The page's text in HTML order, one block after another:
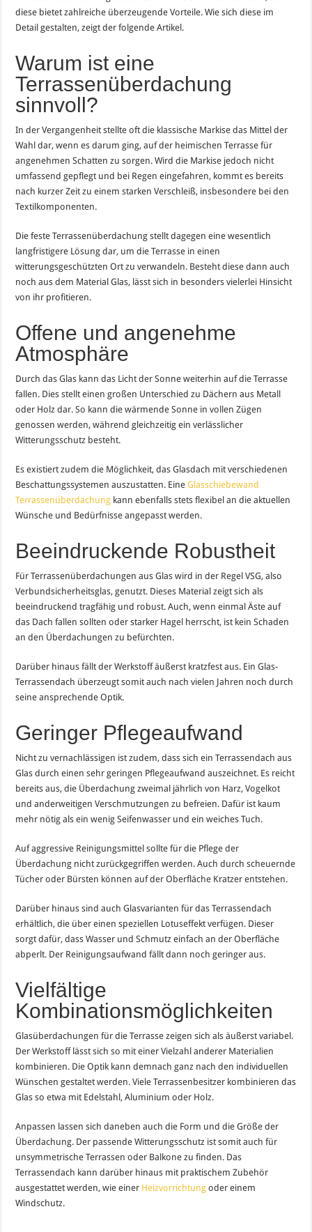
diese bietet zahlreiche überzeugende Vorteile. Wie sich diese im
Detail gestalten, zeigt der folgende Artikel.
Warum ist eine
Terrassenüberdachung
sinnvoll?
In der Vergangenheit stellte oft die klassische Markise das Mittel der
Wahl dar, wenn es darum ging, auf der heimischen Terrasse für
angenehmen Schatten zu sorgen. Wird die Markise jedoch nicht
umfassend gepflegt und bei Regen eingefahren, kommt es bereits
nach kurzer Zeit zu einem starken Verschleiß, insbesondere bei den
Textilkomponenten.
Die feste Terrassenüberdachung stellt dagegen eine wesentlich
langfristigere Lösung dar, um die Terrasse in einen
witterungsgeschützten Ort zu verwandeln. Besteht diese dann auch
noch aus dem Material Glas, lässt sich in besonders vielerlei Hinsicht
von ihr profitieren.
Offene und angenehme
Atmosphäre
Durch das Glas kann das Licht der Sonne weiterhin auf die Terrasse
fallen. Dies stellt einen großen Unterschied zu Dächern aus Metall
oder Holz dar. So kann die wärmende Sonne in vollen Zügen
genossen werden, während gleichzeitig ein verlässlicher
Witterungsschutz besteht.
Es existiert zudem die Möglichkeit, das Glasdach mit verschiedenen
Beschattungssystemen auszustatten. EineGlasschiebewand
Terrassenüberdachung kann ebenfalls stets flexibel an die aktuellen
Wünsche und Bedürfnisse angepasst werden.
Beeindruckende Robustheit
Für Terrassenüberdachungen aus Glas wird in der Regel VSG, also
Verbundsicherheitsglas, genutzt. Dieses Material zeigt sich als
beeindruckend tragfähig und robust. Auch, wenn einmal Äste auf
das Dach fallen sollten oder starker Hagel herrscht, ist kein Schaden
an den Überdachungen zu befürchten.
Darüber hinaus fällt der Werkstoff äußerst kratzfest aus. Ein Glas-
Terrassendach überzeugt somit auch nach vielen Jahren noch durch
seine ansprechende Optik.
Geringer Pflegeaufwand
Nicht zu vernachlässigen ist zudem, dass sich ein Terrassendach aus
Glas durch einen sehr geringen Pflegeaufwand auszeichnet. Es reicht
bereits aus, die Überdachung zweimal jährlich von Harz, Vogelkot
und anderweitigen Verschmutzungen zu befreien. Dafür ist kaum
mehr nötig als ein wenig Seifenwasser und ein weiches Tuch.
Auf aggressive Reinigungsmittel sollte für die Pflege der
Überdachung nicht zurückgegriffen werden. Auch durch scheuernde
Tücher oder Bürsten können auf der Oberfläche Kratzer entstehen.
Darüber hinaus sind auch Glasvarianten für das Terrassendach
erhältlich, die über einen speziellen Lotuseffekt verfügen. Dieser
sorgt dafür, dass Wasser und Schmutz einfach an der Oberfläche
abperlt. Der Reinigungsaufwand fällt dann noch geringer aus.
Vielfältige
Kombinationsmöglichkeiten
Glasüberdachungen für die Terrasse zeigen sich als äußerst variabel.
Der Werkstoff lässt sich so mit einer Vielzahl anderer Materialien
kombinieren. Die Optik kann demnach ganz nach den individuellen
Wünschen gestaltet werden. Viele Terrassenbesitzer kombinieren das
Glas so etwa mit Edelstahl, Aluminium oder Holz.
Anpassen lassen sich daneben auch die Form und die Größe der
Überdachung. Der passende Witterungsschutz ist somit auch für
unsymmetrische Terrassen oder Balkone zu finden. Das
Terrassendach kann darüber hinaus mit praktischem Zubehör
ausgestattet werden, wie einer Heizvorrichtung oder einem
Windschutz.